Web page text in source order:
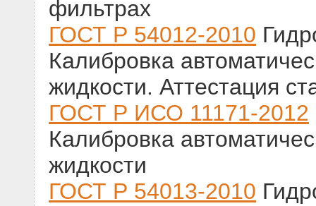
фильтрах
ГОСТ Р 54012-2010
Калибровка
жидкости. Аттестация
ГОСТ Р ИСО 11171-2012
Калибровка
жидкости
ГОСТ Р 54013-2010